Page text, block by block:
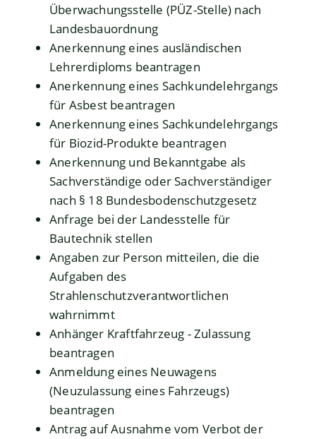
Überwachungsstelle (PÜZ-Stelle) nach
Landesbauordnung
Anerkennung eines ausländischen
Lehrerdiploms beantragen
Anerkennung eines Sachkundelehrgangs
für Asbest beantragen
Anerkennung eines Sachkundelehrgangs
für Biozid-Produkte beantragen
Anerkennung und Bekanntgabe als
Sachverständige oder Sachverständiger
nach § 18 Bundesbodenschutzgesetz
Anfrage bei der Landesstelle für
Bautechnik stellen
Angaben zur Person mitteilen, die die
Aufgaben des
Strahlenschutzverantwortlichen
wahrnimmt
Anhänger Kraftfahrzeug - Zulassung
beantragen
Anmeldung eines Neuwagens
(Neuzulassung eines Fahrzeugs)
beantragen
Antrag auf Ausnahme vom Verbot der